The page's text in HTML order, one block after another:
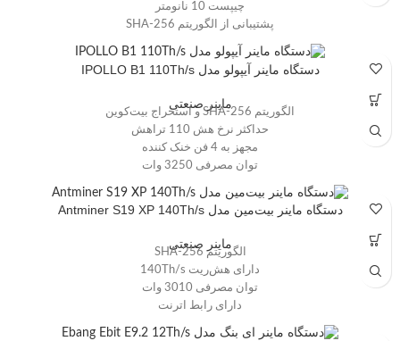
چیپست 10 نانومتر
پشتیبانی از الگوریتم SHA-256
دستگاه ماینر آیپولو مدل IPOLLO B1 110Th/s
ماینر صنعتی
الگوریتم SHA-256 و استخراج بیت‌کوین
حداکثر نرخ هش 110 تراهش
مجهز به 4 فن خنک کننده
توان مصرفی 3250 وات
دستگاه ماینر بیت‌مین مدل Antminer S19 XP 140Th/s
ماینر صنعتی
الگوریتم SHA-256
دارای هش‌ریت 140Th/s
توان مصرفی 3010 وات
دارای رابط اترنت